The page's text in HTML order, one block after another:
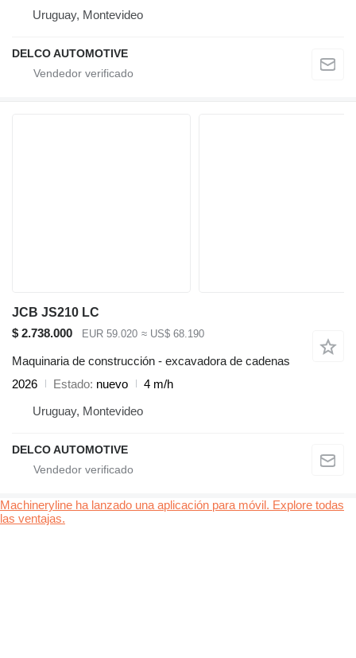
Uruguay, Montevideo
DELCO AUTOMOTIVE
JCB JS210 LC
$ 2.738.000
EUR 59.020 ≈ US$ 68.190
Maquinaria de construcción - excavadora de cadenas
2026
Estado nuevo
4 m/h
Uruguay, Montevideo
DELCO AUTOMOTIVE
Machineryline ha lanzado una aplicación para móvil. Explore todas
las ventajas.